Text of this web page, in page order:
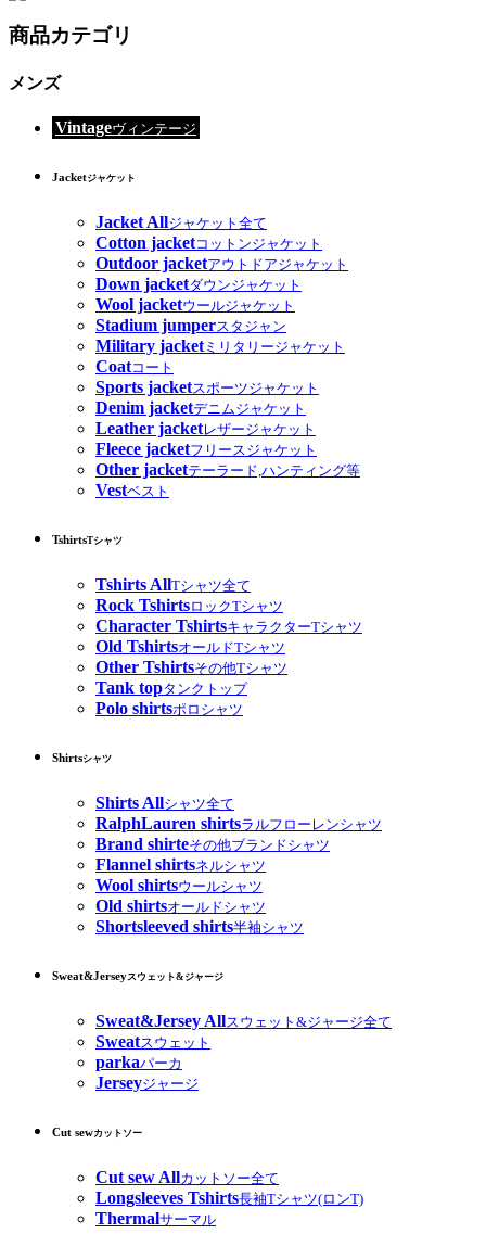
商品カテゴリ
メンズ
Vintageヴィンテージ
Jacketジャケット
Jacket Allジャケット全て
Cotton jacketコットンジャケット
Outdoor jacketアウトドアジャケット
Down jacketダウンジャケット
Wool jacketウールジャケット
Stadium jumperスタジャン
Military jacketミリタリージャケット
Coatコート
Sports jacketスポーツジャケット
Denim jacketデニムジャケット
Leather jacketレザージャケット
Fleece jacketフリースジャケット
Other jacketテーラード,ハンティング等
Vestベスト
TshirtsTシャツ
Tshirts AllTシャツ全て
Rock TshirtsロックTシャツ
Character TshirtsキャラクターTシャツ
Old TshirtsオールドTシャツ
Other Tshirtsその他Tシャツ
Tank topタンクトップ
Polo shirtsポロシャツ
Shirtsシャツ
Shirts Allシャツ全て
RalphLauren shirtsラルフローレンシャツ
Brand shirteその他ブランドシャツ
Flannel shirtsネルシャツ
Wool shirtsウールシャツ
Old shirtsオールドシャツ
Shortsleeved shirts半袖シャツ
Sweat&Jerseyスウェット&ジャージ
Sweat&Jersey Allスウェット&ジャージ全て
Sweatスウェット
parkaパーカ
Jerseyジャージ
Cut sewカットソー
Cut sew Allカットソー全て
Longsleeves Tshirts長袖Tシャツ(ロンT)
Thermalサーマル